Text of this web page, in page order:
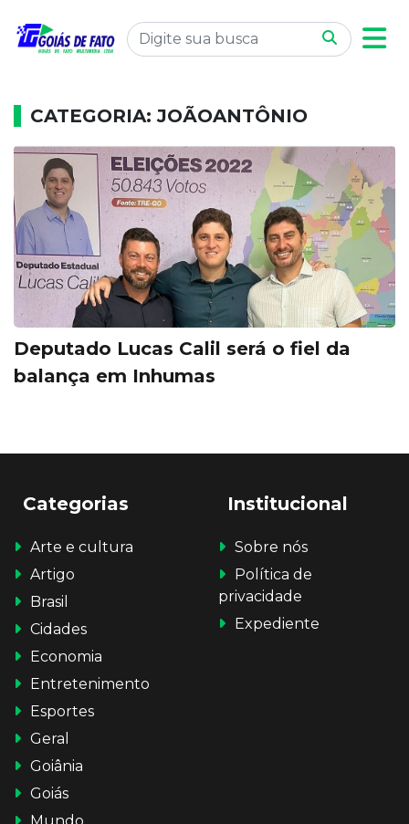
CATEGORIA: JOÃOANTÔNIO
Deputado Lucas Calil será o fiel da
balança em Inhumas
Categorias
Arte e cultura
Artigo
Brasil
Cidades
Economia
Entretenimento
Esportes
Geral
Goiânia
Goiás
Institucional
Sobre nós
Política de
privacidade
Expediente